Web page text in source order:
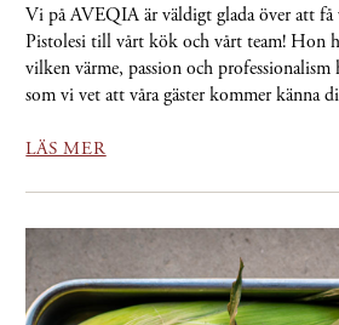
Vi på AVEQIA är väldigt glada över att
Pistolesi till vårt kök och vårt team! Hon
vilken värme, passion och
som vi vet att våra gäster kommer känna
LÄS MER